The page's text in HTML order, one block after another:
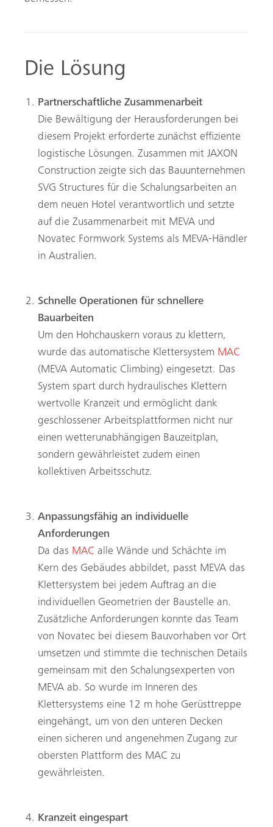
Die Lösung
Partnerschaftliche Zusammenarbeit
Die Bewältigung der Herausforderungen bei
diesem Projekt erforderte zunächst effiziente
logistische Lösungen. Zusammen mit JAXON
Construction zeigte sich das Bauunternehmen
SVG Structures für die Schalungsarbeiten an
dem neuen Hotel verantwortlich und setzte
auf die ­Zusammenarbeit mit MEVA und
Novatec Formwork Systems als MEVA-Händler
in ­Australien.
Schnelle Operationen für schnellere
Bauarbeiten
Um den Hohchauskern voraus zu klettern,
wurde das automatische Klettersystem MAC
(MEVA Automatic Climbing) eingesetzt. Das
System spart durch hydraulisches Klettern
wertvolle Kranzeit und ermöglicht dank
geschlossener Arbeitsplattformen nicht nur
einen wetterunabhängigen Bauzeitplan,
sondern gewährleistet zudem einen
kollektiven Arbeitsschutz.
Anpassungsfähig an individuelle
Anforderungen
Da das MAC alle Wände und Schächte im
Kern des Gebäudes abbildet, passt MEVA das
Klettersystem bei jedem Auftrag an die
individuellen Geometrien der Baustelle an.
Zusätzliche Anforderungen konnte das Team
von Novatec bei diesem Bauvorhaben vor Ort
umsetzen und stimmte die technischen Details
gemeinsam mit den Schalungsexperten von
MEVA ab. So wurde im Inneren des
Klettersystems eine 12 m hohe Gerüsttreppe
eingehängt, um von den unteren Decken
einen sicheren und angenehmen Zugang zur
obersten Plattform des MAC zu
gewährleisten.
Kranzeit eingespart